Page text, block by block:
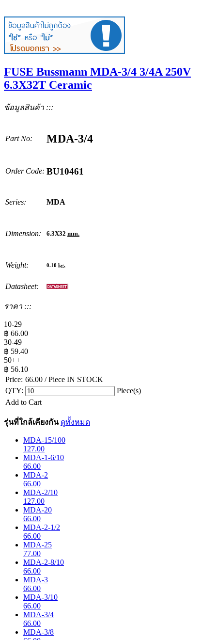
FUSE Bussmann MDA-3/4 3/4A 250V
6.3X32T Ceramic
ข้อมูลสินค้า :::
Part No: MDA-3/4
Order Code: BU10461
Series: MDA
Dimension: 6.3X32 mm.
Weight: 0.10 kg.
Datasheet:
ราคา :::
10-29
฿ 66.00
30-49
฿ 59.40
50++
฿ 56.10
Price: 66.00 / Piece IN STOCK
QTY:
Piece(s)
Add to Cart
รุ่นที่ใกล้เคียงกัน ดูทั้งหมด
MDA-15/100
127.00
MDA-1-6/10
66.00
MDA-2
66.00
MDA-2/10
127.00
MDA-20
66.00
MDA-2-1/2
66.00
MDA-25
77.00
MDA-2-8/10
66.00
MDA-3
66.00
MDA-3/10
66.00
MDA-3/4
66.00
MDA-3/8